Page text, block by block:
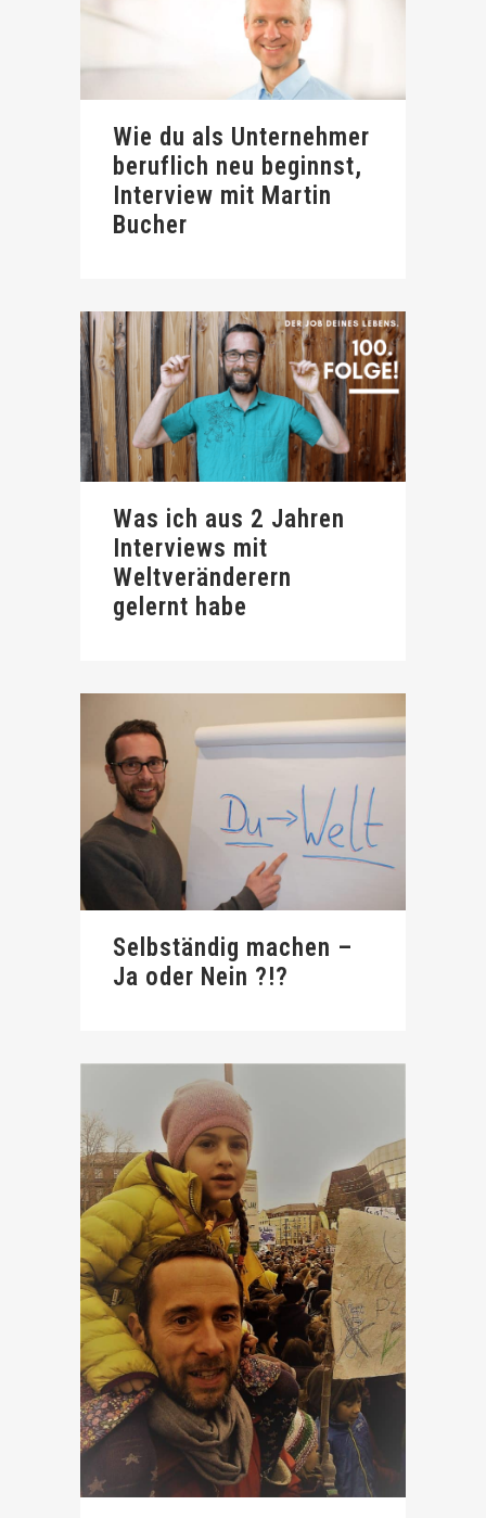
Wie du als Unternehmer
beruflich neu beginnst,
Interview mit Martin
Bucher
Was ich aus 2 Jahren
Interviews mit
Weltveränderern
gelernt habe
Selbständig machen –
Ja oder Nein ?!?